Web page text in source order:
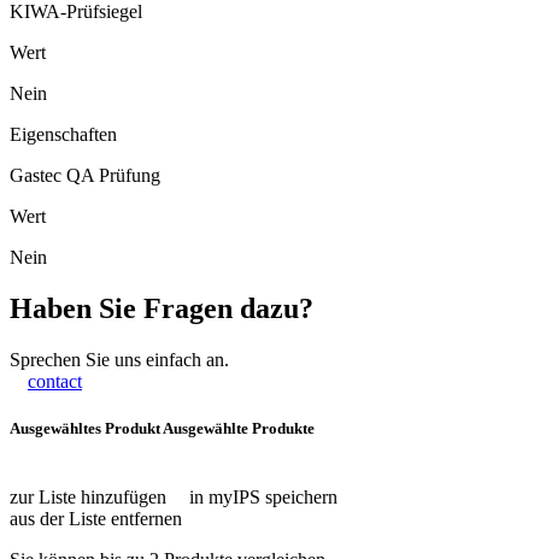
KIWA-Prüfsiegel
Wert
Nein
Eigenschaften
Gastec QA Prüfung
Wert
Nein
Haben Sie Fragen dazu?
Sprechen Sie uns einfach an.
contact
Ausgewähltes ProduktAusgewählte Produkte
zur Liste hinzufügen
in myIPS speichern
aus der Liste entfernen